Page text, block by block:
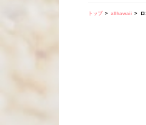
トップ allhawaii